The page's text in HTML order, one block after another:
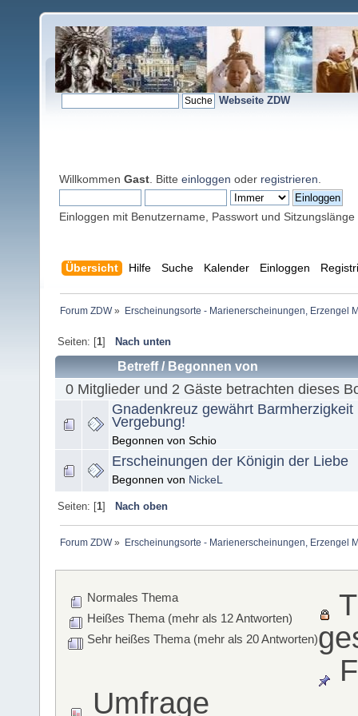
Webseite ZDW
Willkommen Gast . Bitte einloggen oder registrieren
Einloggen mit Benutzername, Passwort und Sitzungslänge
Übersicht Hilfe Suche Kalender Einloggen
Forum ZDW» Erscheinungsorte - Marienerscheinungen, Erzengel
Seiten: [1] Nach unten
Betreff/ Begonnen von
0 Mitglieder und 2 Gäste betrachten dieses
Gnadenkreuz gewährt Barmherzigkeit
Vergebung!
Begonnen von Schio
Erscheinungen der Königin der Liebe
Begonnen von NickeL
Seiten: [1] Nach oben
Forum ZDW» Erscheinungsorte - Marienerscheinungen, Erzengel
Normales Thema
Heißes Thema (mehr als 12 Antworten)
Sehr heißes Thema (mehr als 20 Antworten)
Umfrage